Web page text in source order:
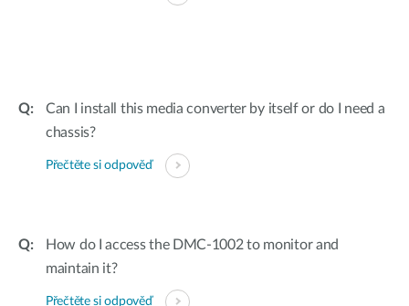
Can I install this media converter by itself or do I need a
chassis?
Přečtěte si odpověď
How do I access the DMC-1002 to monitor and
maintain it?
Přečtěte si odpověď